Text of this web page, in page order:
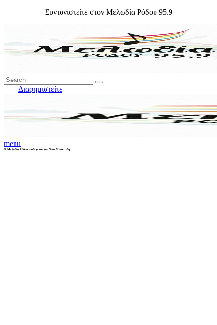
Συντονιστείτε στον Μελωδία Ρόδου 95.9
Διαφημιστείτε
menu
Ο Μελωδία Ρόδου υποδέχεται τον Νίκο Μουρατίδη